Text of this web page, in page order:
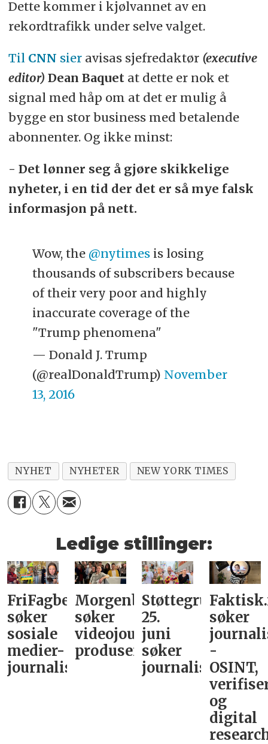
Dette kommer i kjølvannet av en
rekordtrafikk under selve valget.
Til CNN sieravisas sjefredaktør (executive
editor) Dean Baquet at dette er nok et
signal med håp om at det er mulig å
bygge en stor business med betalende
abonnenter. Og ikke minst:
- Det lønner seg å gjøre skikkelige
nyheter, i en tid der det er så mye falsk
informasjon på nett.
Wow, the @nytimesis losing
thousands of subscribers because
of their very poor and highly
inaccurate coverage of the
"Trump phenomena"
— Donald J. Trump
(@realDonaldTrump) November
13, 2016
NYHET NYHETER NEW YORK TIMES
Ledige stillinger:
FriFagbevegelse
søker
sosiale
medier-
journalist
Morgenbladet
søker
videojournalist/podkast-
produsent
Støttegruppa
25.
juni
søker
journalist
søker
-
OSINT,
og
digital